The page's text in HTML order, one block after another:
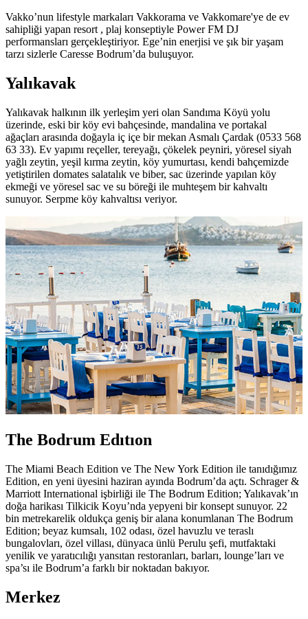
Vakko’nun lifestyle markaları Vakkorama ve Vakkomare'ye de ev
sahipliği yapan resort , plaj konseptiyle Power FM DJ
performansları gerçekleştiriyor. Ege’nin enerjisi ve şık bir yaşam
tarzı sizlerle Caresse Bodrum’da buluşuyor.
Yalıkavak
Yalıkavak halkının ilk yerleşim yeri olan Sandıma Köyü yolu
üzerinde, eski bir köy evi bahçesinde, mandalina ve portakal
ağaçları arasında doğayla iç içe bir mekan Asmalı Çardak (0533 568
63 33). Ev yapımı reçeller, tereyağı, çökelek peyniri, yöresel siyah
yağlı zeytin, yeşil kırma zeytin, köy yumurtası, kendi bahçemizde
yetiştirilen domates salatalık ve biber, sac üzerinde yapılan köy
ekmeği ve yöresel sac ve su böreği ile muhteşem bir kahvaltı
sunuyor. Serpme köy kahvaltısı veriyor.
The Bodrum Edıtıon
The Miami Beach Edition ve The New York Edition ile tanıdığımız
Edition, en yeni üyesini haziran ayında Bodrum’da açtı. Schrager &
Marriott International işbirliği ile The Bodrum Edition; Yalıkavak’ın
doğa harikası Tilkicik Koyu’nda yepyeni bir konsept sunuyor. 22
bin metrekarelik oldukça geniş bir alana konumlanan The Bodrum
Edition; beyaz kumsalı, 102 odası, özel havuzlu ve teraslı
bungalovları, özel villası, dünyaca ünlü Perulu şefi, mutfaktaki
yenilik ve yaratıcılığı yansıtan restoranları, barları, lounge’ları ve
spa’sı ile Bodrum’a farklı bir noktadan bakıyor.
Merkez